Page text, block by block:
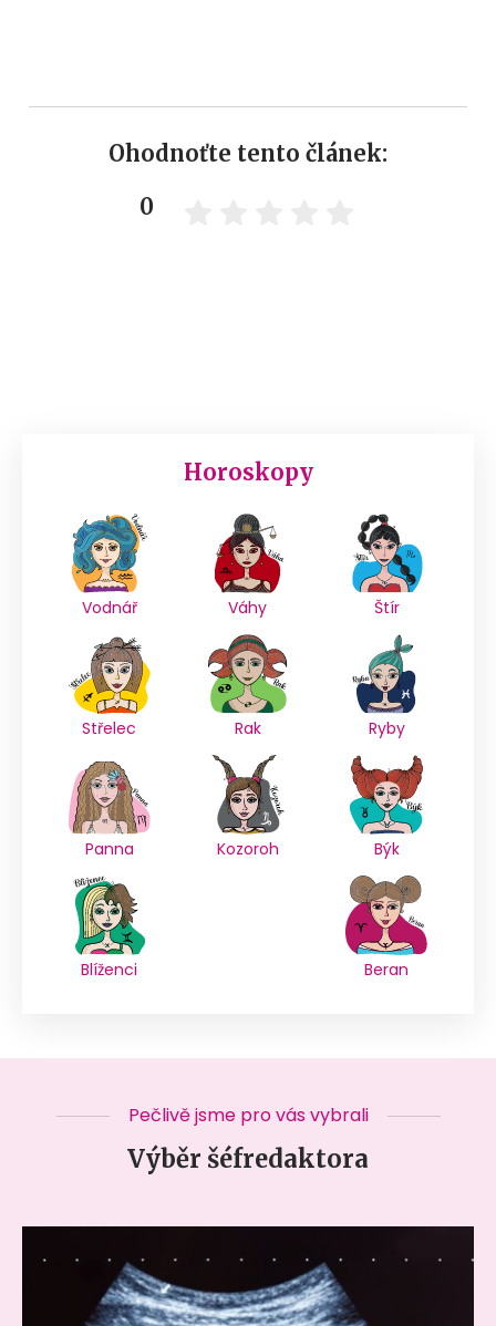
Ohodnoťte tento článek:
0
Horoskopy
Vodnář Váhy Štír
Střelec Rak Ryby
Panna Kozoroh Býk
Blíženci Beran
Pečlivě jsme pro vás vybrali
Výběr šéfredaktora